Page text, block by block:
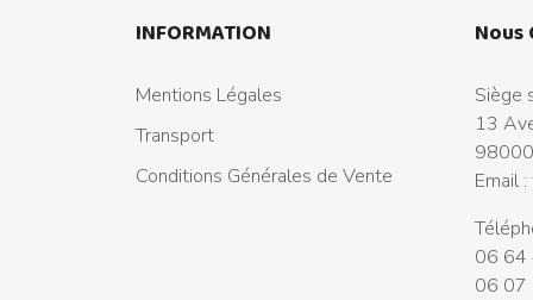
INFORMATION
Mentions Légales
Transport
Conditions Générales de Vente
Siège
13
Email :
06 64
06 07